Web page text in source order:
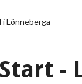
i Lönneberga
-